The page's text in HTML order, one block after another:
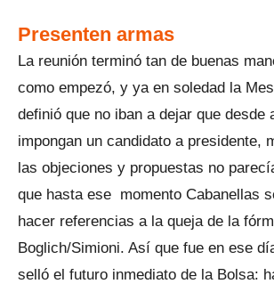
Presenten armas
La reunión terminó tan de buenas
como empezó, y ya en soledad la
definió que no iban a dejar que desde
impongan un candidato a presidente,
las objeciones y propuestas no
que hasta ese momento Cabanellas
hacer referencias a la queja de la
Boglich/Simioni. Así que fue en ese
selló el futuro inmediato de la Bolsa: